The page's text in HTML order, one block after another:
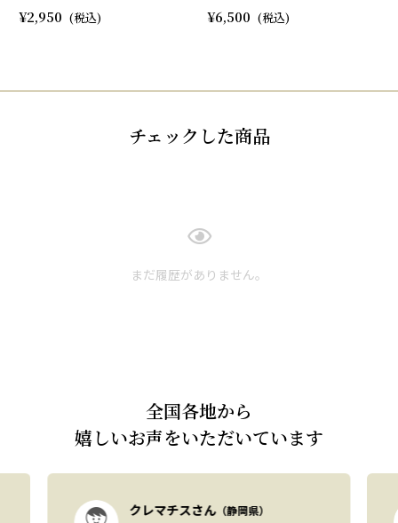
2,950 6,500
チェックした商品
まだ履歴がありません。
全国各地から
嬉しいお声をいただいています
クレマチスさん（静岡県）